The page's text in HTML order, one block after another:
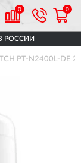
0 0
РОССИИ
PT-N2400L-DE